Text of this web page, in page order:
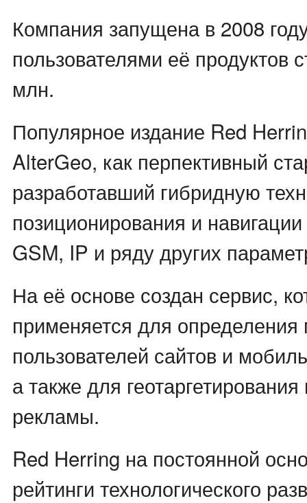
Компания запущена в 2008
пользователями её продуктов
млн.
Популярное издание Red
AlterGeo, как перпективный
разработавший гибридную
позиционирования и
GSM, IP и ряду других
На её основе создан сервис,
применяется для
пользователей сайтов и
а также для геотаргетирования
рекламы.
Red Herring на постоянной
рейтинги технологического